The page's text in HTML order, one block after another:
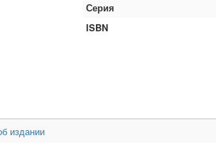
Серия
ISBN
издании